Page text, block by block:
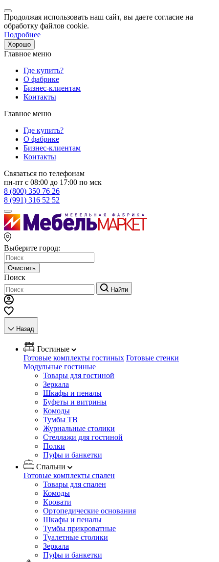
Продолжая использовать наш сайт, вы даете согласие на
обработку файлов cookie.
Подробнее
Хорошо
Главное меню
Где купить?
О фабрике
Бизнес-клиентам
Контакты
Главное меню
Где купить?
О фабрике
Бизнес-клиентам
Контакты
Связаться по телефонам
пн-пт с 08:00 до 17:00 по мск
8 (800) 350 76 26
8 (991) 316 52 52
Выберите город:
Очистить
Поиск
Найти
Назад
Гостиные
Готовые комплекты гостиных Готовые стенки
Модульные гостиные
Товары для гостиной
Зеркала
Шкафы и пеналы
Буфеты и витрины
Комоды
Тумбы ТВ
Журнальные столики
Стеллажи для гостиной
Полки
Пуфы и банкетки
Спальни
Готовые комплекты спален
Товары для спален
Комоды
Кровати
Ортопедические основания
Шкафы и пеналы
Тумбы прикроватные
Туалетные столики
Зеркала
Пуфы и банкетки